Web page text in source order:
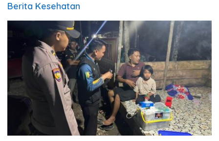
Berita Kesehatan